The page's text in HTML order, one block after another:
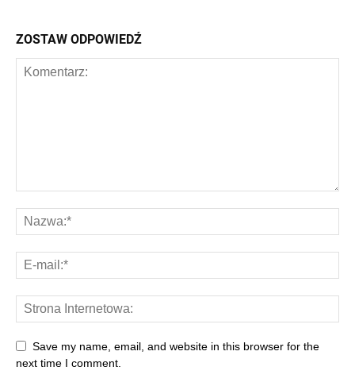
ZOSTAW ODPOWIEDŹ
Save my name, email, and website in this browser for the
next time I comment.